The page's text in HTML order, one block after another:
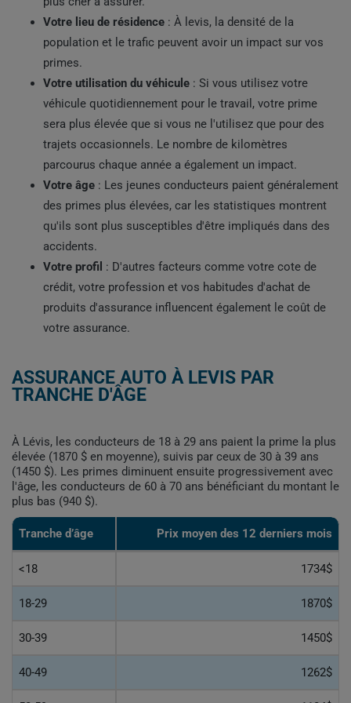
Votre lieu de résidence : À levis, la densité de la
population et le trafic peuvent avoir un impact sur vos
primes.
Votre utilisation du véhicule : Si vous utilisez votre
véhicule quotidiennement pour le travail, votre prime
sera plus élevée que si vous ne l'utilisez que pour des
trajets occasionnels. Le nombre de kilomètres
parcourus chaque année a également un impact.
Votre âge : Les jeunes conducteurs paient généralement
des primes plus élevées, car les statistiques montrent
qu'ils sont plus susceptibles d'être impliqués dans des
accidents.
Votre profil : D'autres facteurs comme votre cote de
crédit, votre profession et vos habitudes d'achat de
produits d'assurance influencent également le coût de
votre assurance.
ASSURANCE AUTO À LEVIS PAR
TRANCHE D'ÂGE
À Lévis, les conducteurs de 18 à 29 ans paient la prime la plus
élevée (1870 $ en moyenne), suivis par ceux de 30 à 39 ans
(1450 $). Les primes diminuent ensuite progressivement avec
l'âge, les conducteurs de 60 à 70 ans bénéficiant du montant le
plus bas (940 $).
Tranche d’âge Prix ​​moyen des 12 derniers mois
<18 1734$
18-29 1870$
30-39 1450$
40-49 1262$